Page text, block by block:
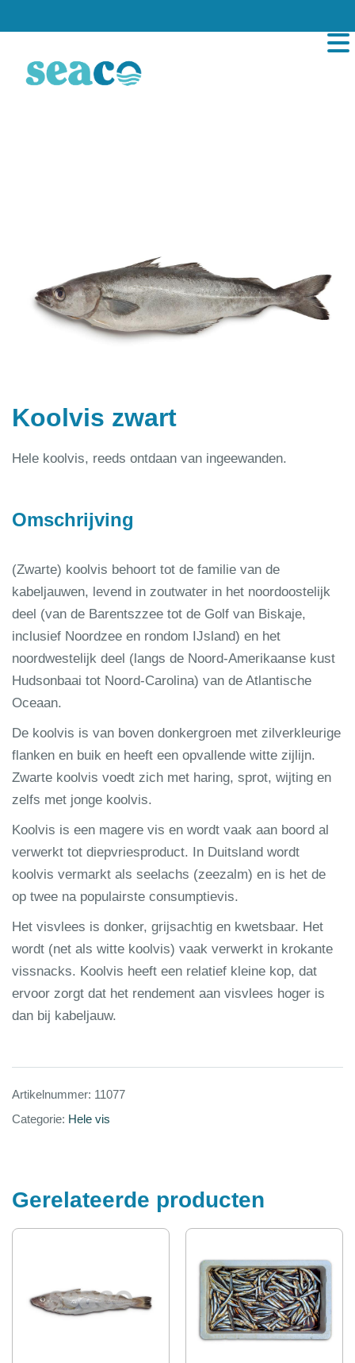
Koolvis zwart
Hele koolvis, reeds ontdaan van ingeewanden.
Omschrijving
(Zwarte) koolvis behoort tot de familie van de
kabeljauwen, levend in zoutwater in het noordoostelijk
deel (van de Barentszzee tot de Golf van Biskaje,
inclusief Noordzee en rondom IJsland) en het
noordwestelijk deel (langs de Noord-Amerikaanse kust
Hudsonbaai tot Noord-Carolina) van de Atlantische
Oceaan.
De koolvis is van boven donkergroen met zilverkleurige
flanken en buik en heeft een opvallende witte zijlijn.
Zwarte koolvis voedt zich met haring, sprot, wijting en
zelfs met jonge koolvis.
Koolvis is een magere vis en wordt vaak aan boord al
verwerkt tot diepvriesproduct. In Duitsland wordt
koolvis vermarkt als seelachs (zeezalm) en is het de
op twee na populairste consumptievis.
Het visvlees is donker, grijsachtig en kwetsbaar. Het
wordt (net als witte koolvis) vaak verwerkt in krokante
vissnacks. Koolvis heeft een relatief kleine kop, dat
ervoor zorgt dat het rendement aan visvlees hoger is
dan bij kabeljauw.
Artikelnummer: 11077
Categorie: Hele vis
Gerelateerde producten